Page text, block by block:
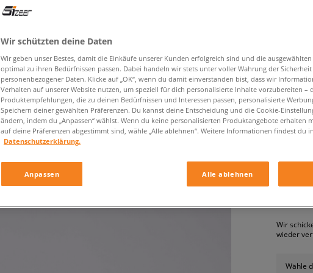
ADIDAS
kinder,
39,99 €
Wir
wieder
Wähle
Wir schützten deine Daten
Wir geben unser Bestes, damit die Einkäufe unserer Kunden erfolgreich sind und die
optimal zu ihren Bedürfnissen passen. Dabei handeln wir stets unter voller Wahrung der
personenbezogener Daten. Klicke auf „OK“, wenn du damit einverstanden bist, dass wir
Verhalten auf unserer Website nutzen, um speziell für dich personalisierte Inhalte vorzubereiten –
Produktempfehlungen, die zu deinen Bedürfnissen und Interessen passen, personalisierte
Speichern deiner gewählten Präferenzen. Du kannst deine Entscheidung und die Cookie-
ändern, indem du „Anpassen“ wählst. Wenn du keine personalisierten Produktangebote erhalten
auf deine Präferenzen abgestimmt sind, wähle „Alle ablehnen“. Weitere Informationen findest du
Datenschutzerklärung.
Anpassen Alle ablehnen